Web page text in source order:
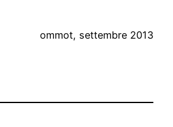
ommot, settembre 2013